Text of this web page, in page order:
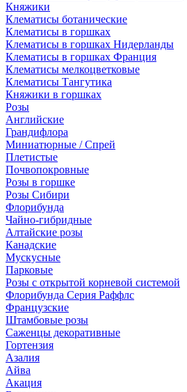
Княжики
Клематисы ботанические
Клематисы в горшках
Клематисы в горшках Нидерланды
Клематисы в горшках Франция
Клематисы мелкоцветковые
Клематисы Тангутика
Княжики в горшках
Розы
Английские
Грандифлора
Миниатюрные / Спрей
Плетистые
Почвопокровные
Розы в горшке
Розы Сибири
Флорибунда
Чайно-гибридные
Алтайские розы
Канадские
Мускусные
Парковые
Розы с открытой корневой системой
Флорибунда Серия Раффлс
Французские
Штамбовые розы
Саженцы декоративные
Гортензия
Азалия
Айва
Акация